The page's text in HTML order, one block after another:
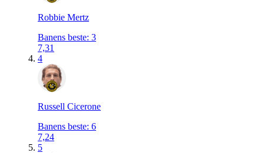
Robbie Mertz
Banens beste: 3
7,31
4
Russell Cicerone
Banens beste: 6
7,24
5